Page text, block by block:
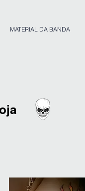
MATERIAL DA BANDA